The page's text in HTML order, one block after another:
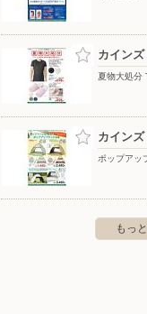
会／ホクレ
県）
杏林堂薬
カイン
夏物大処分
カイン
ポップアッ
もっ